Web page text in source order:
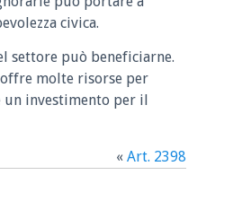
civica.
settore può beneficiarne.
molte risorse per
investimento per il
« Art. 2398